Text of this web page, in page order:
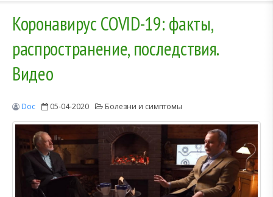
Коронавирус COVID-19: факты,
распространение, последствия.
Видео
Doc 05-04-2020 Болезни и симптомы